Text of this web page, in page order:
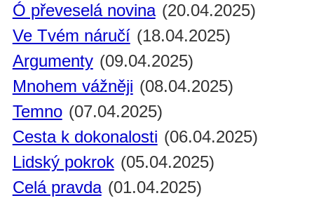
Ó převeselá novina (20.04.2025)
Ve Tvém náručí (18.04.2025)
Argumenty (09.04.2025)
Mnohem vážněji (08.04.2025)
Temno (07.04.2025)
Cesta k dokonalosti (06.04.2025)
Lidský pokrok (05.04.2025)
Celá pravda (01.04.2025)